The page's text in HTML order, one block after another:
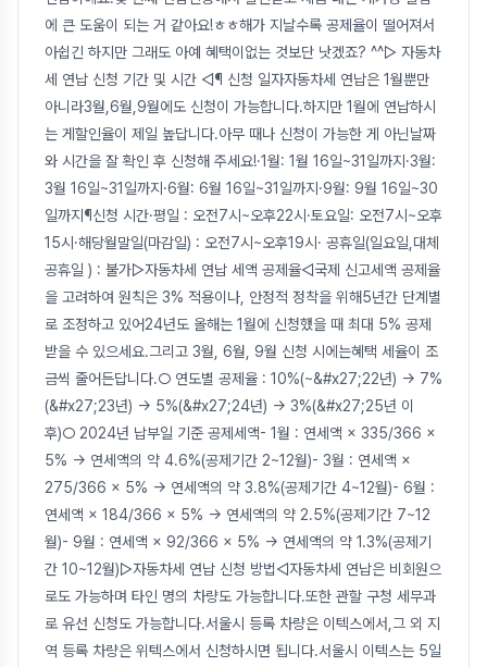
에 큰 도움이 되는 거 같아요!ㅎㅎ해가 지날수록 공제율이 떨어져서
아쉽긴 하지만 그래도 아예 혜택이없는 것보단 낫겠죠? ^^▷ 자동차
세 연납 신청 기간 및 시간 ◁¶ 신청 일자자동차세 연납은 1월뿐만
아니라3월,6월,9월에도 신청이 가능합니다.하지만 1월에 연납하시
는 게할인율이 제일 높답니다.아무 때나 신청이 가능한 게 아닌날짜
와 시간을 잘 확인 후 신청해 주세요!·1월: 1월 16일~31일까지·3월:
3월 16일~31일까지·6월: 6월 16일~31일까지·9월: 9월 16일~30
일까지¶신청 시간·평일 : 오전7시~오후22시·토요일: 오전7시~오후
15시·해당월말일(마감일) : 오전7시~오후19시· 공휴일(일요일,대체
공휴일 ) : 불가▷자동차세 연납 세액 공제율◁국제 신고세액 공제율
을 고려하여 원칙은 3% 적용이나, 안정적 정착을 위해5년간 단계별
로 조정하고 있어24년도 올해는 1월에 신청했을 때 최대 5% 공제
받을 수 있으세요.그리고 3월, 6월, 9월 신청 시에는혜택 세율이 조
금씩 줄어든답니다.○ 연도별 공제율 : 10%(~&#x27;22년) → 7%
(&#x27;23년) → 5%(&#x27;24년) → 3%(&#x27;25년 이
후)○ 2024년 납부일 기준 공제세액- 1월 : 연세액 × 335/366 ×
5% → 연세액의 약 4.6%(공제기간 2~12월)- 3월 : 연세액 ×
275/366 × 5% → 연세액의 약 3.8%(공제기간 4~12월)- 6월 :
연세액 × 184/366 × 5% → 연세액의 약 2.5%(공제기간 7~12
월)- 9월 : 연세액 × 92/366 × 5% → 연세액의 약 1.3%(공제기
간 10~12월)▷자동차세 연납 신청 방법◁자동차세 연납은 비회원으
로도 가능하며 타인 명의 차량도 가능합니다.또한 관할 구청 세무과
로 유선 신청도 가능합니다.서울시 등록 차량은 이텍스에서,그 외 지
역 등록 차량은 위텍스에서 신청하시면 됩니다.서울시 이텍스는 5일